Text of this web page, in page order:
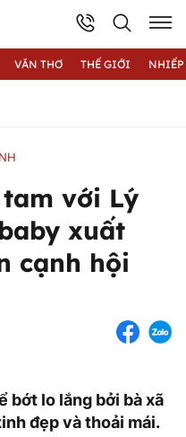
VĂN THƠ THẾ GIỚI
với Lý
xuất
cạnh hội
bớt lo lắng bởi bà xã
đẹp và thoải mái.